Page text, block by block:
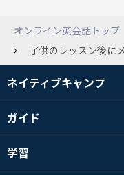
オンライン英会話トップ
子供のレッスン後にメッセージを送ってくれない講師がたまにいます。５歳男児で授業に集中せず迷惑をかけることも多々あり、次回のレッスン
ネイティブキャンプ
ガイド
学習